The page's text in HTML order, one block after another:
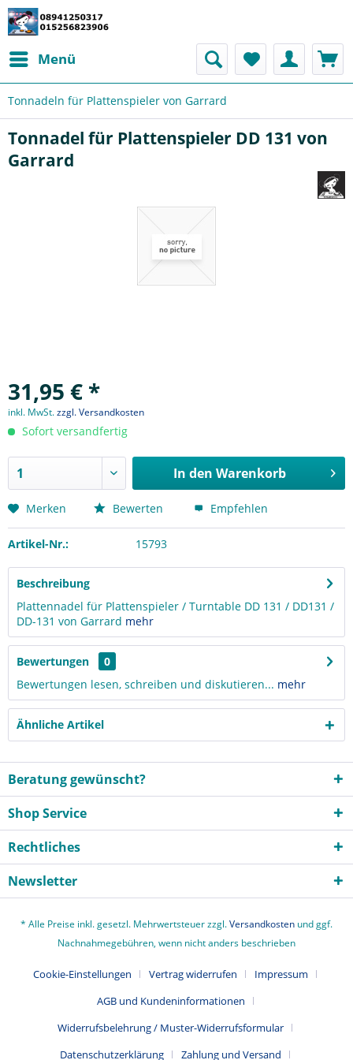
Menü
Tonnadeln für Plattenspieler von Garrard
Tonnadel für Plattenspieler DD 131 von
Garrard
31,95 € *
inkl. MwSt.zzgl. Versandkosten
Sofort versandfertig
In den Warenkorb
Merken Bewerten Empfehlen
Artikel-Nr.: 15793
Beschreibung
Plattennadel für Plattenspieler / Turntable DD 131 / DD131 /
DD-131 von Garrard mehr
Bewertungen
0
Bewertungen lesen, schreiben und diskutieren... mehr
Ähnliche Artikel
Beratung gewünscht?
Shop Service
Rechtliches
Newsletter
* Alle Preise inkl. gesetzl. Mehrwertsteuer zzgl.Versandkosten und ggf.
Nachnahmegebühren, wenn nicht anders beschrieben
Cookie-Einstellungen Vertrag widerrufen
Impressum
AGB und Kundeninformationen
Widerrufsbelehrung / Muster-Widerrufsformular
Datenschutzerklärung
Zahlung und Versand